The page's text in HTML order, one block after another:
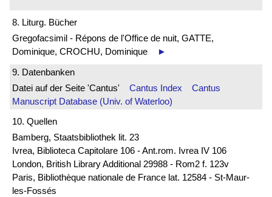
8. Liturg. Bücher
Gregofacsimil - Répons de l'Office de nuit, GATTE,
Dominique, CROCHU, Dominique
►
9. Datenbanken
Datei auf der Seite 'Cantus' Cantus Index
Cantus
Manuscript Database (Univ. of Waterloo)
10. Quellen
Bamberg, Staatsbibliothek lit. 23
Ivrea, Biblioteca Capitolare 106 - Ant.rom. Ivrea IV 106
London, British Library Additional 29988 - Rom2 f. 123v
Paris, Bibliothèque nationale de France lat. 12584 - St-Maur-
les-Fossés